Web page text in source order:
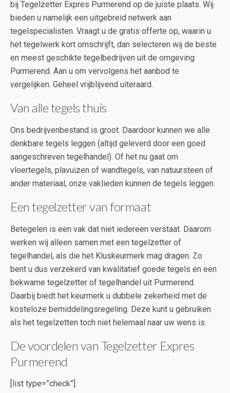
bij Tegelzetter Expres Purmerend op de juiste plaats. Wij
bieden u namelijk een uitgebreid netwerk aan
tegelspecialisten. Vraagt u de gratis offerte op, waarin u
het tegelwerk kort omschrijft, dan selecteren wij de beste
en meest geschikte tegelbedrijven uit de omgeving
Purmerend. Aan u om vervolgens het aanbod te
vergelijken. Geheel vrijblijvend uiteraard.
Van alle tegels thuis
Ons bedrijvenbestand is groot. Daardoor kunnen we alle
denkbare tegels leggen (altijd geleverd door een goed
aangeschreven tegelhandel). Of het nu gaat om
vloertegels, plavuizen of wandtegels, van natuursteen of
ander materiaal, onze vaklieden kunnen de tegels leggen.
Een tegelzetter van formaat
Betegelen is een vak dat niet iedereen verstaat. Daarom
werken wij alleen samen met een tegelzetter of
tegelhandel, als die het Kluskeurmerk mag dragen. Zo
bent u dus verzekerd van kwalitatief goede tegels en een
bekwame tegelzetter of tegelhandel uit Purmerend.
Daarbij biedt het keurmerk u dubbele zekerheid met de
kosteloze bemiddelingsregeling. Deze kunt u gebruiken
als het tegelzetten toch niet helemaal naar uw wens is.
De voordelen van Tegelzetter Expres
Purmerend
[list type=”check”]